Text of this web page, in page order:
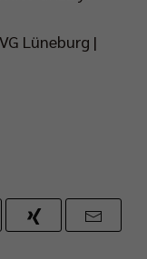
Lüneburg |